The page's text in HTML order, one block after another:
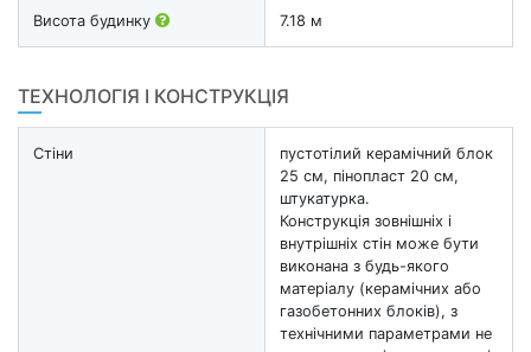
Висота будинку 7.18 м
ТЕХНОЛОГІЯ І КОНСТРУКЦІЯ
Стіни
пустотілий керамічний блок
25 см, пінопласт 20 см,
штукатурка.
Конструкція зовнішніх і
внутрішніх стін може бути
виконана з будь-якого
матеріалу (керамічних або
газобетонних блоків), з
технічними параметрами не